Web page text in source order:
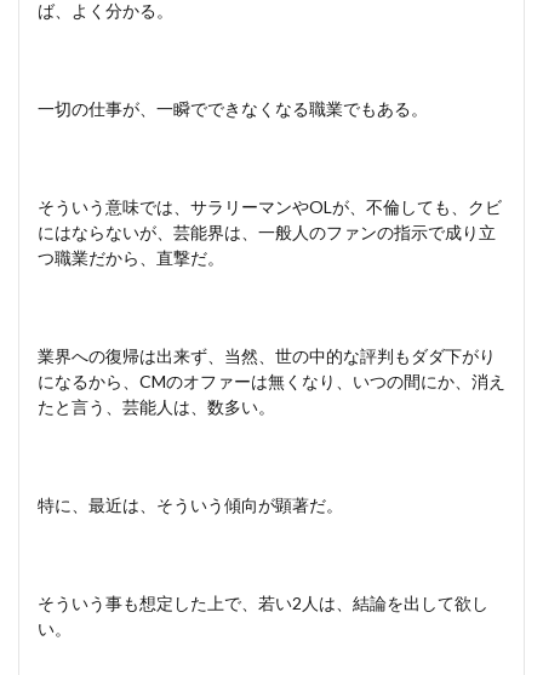
ば、よく分かる。
一切の仕事が、一瞬でできなくなる職業でもある。
そういう意味では、サラリーマンやOLが、不倫しても、クビ
にはならないが、芸能界は、一般人のファンの指示で成り立
つ職業だから、直撃だ。
業界への復帰は出来ず、当然、世の中的な評判もダダ下がり
になるから、CMのオファーは無くなり、いつの間にか、消え
たと言う、芸能人は、数多い。
特に、最近は、そういう傾向が顕著だ。
そういう事も想定した上で、若い2人は、結論を出して欲し
い。